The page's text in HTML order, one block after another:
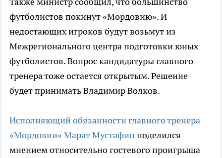
футболистов покинут «Мордовию». И
недостающих игроков будут возьмут из
Межрегионального центра подготовки юных
футболистов. Вопрос кандидатуры главного
тренера тоже остается открытым. Решение
будет принимать Владимир Волков.
Исполняющий обязанности главного тренера
«Мордовии» Марат Мустафинподелился
мнением относительно гостевого проигрыша